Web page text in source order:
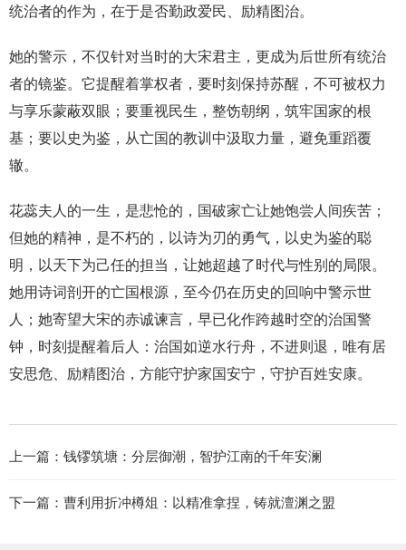
统治者的作为，在于是否勤政爱民、励精图治。
她的警示，不仅针对当时的大宋君主，更成为后世所有统治
者的镜鉴。它提醒着掌权者，要时刻保持苏醒，不可被权力
与享乐蒙蔽双眼；要重视民生，整饬朝纲，筑牢国家的根
基；要以史为鉴，从亡国的教训中汲取力量，避免重蹈覆
辙。
花蕊夫人的一生，是悲怆的，国破家亡让她饱尝人间疾苦；
但她的精神，是不朽的，以诗为刃的勇气，以史为鉴的聪
明，以天下为己任的担当，让她超越了时代与性别的局限。
她用诗词剖开的亡国根源，至今仍在历史的回响中警示世
人；她寄望大宋的赤诚谏言，早已化作跨越时空的治国警
钟，时刻提醒着后人：治国如逆水行舟，不进则退，唯有居
安思危、励精图治，方能守护家国安宁，守护百姓安康。
上一篇： 钱镠筑塘：分层御潮，智护江南的千年安澜
下一篇： 曹利用折冲樽俎：以精准拿捏，铸就澶渊之盟